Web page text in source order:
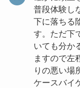
普段体験し
下に落ちる
す。ただ下
いても分か
ますので左
りの悪い場
ケースバイ